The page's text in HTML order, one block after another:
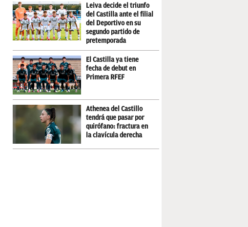
Leiva decide el triunfo
del Castilla ante el filial
del Deportivo en su
segundo partido de
pretemporada
El Castilla ya tiene
fecha de debut en
Primera RFEF
Athenea del Castillo
tendrá que pasar por
quirófano: fractura en
la clavícula derecha